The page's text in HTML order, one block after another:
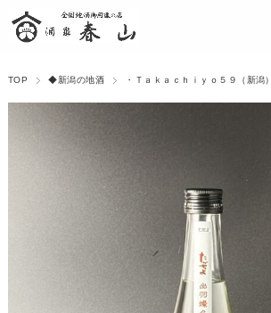
TOP ◆新潟の地酒 ・Ｔａｋａｃｈｉｙｏ５９（新潟）